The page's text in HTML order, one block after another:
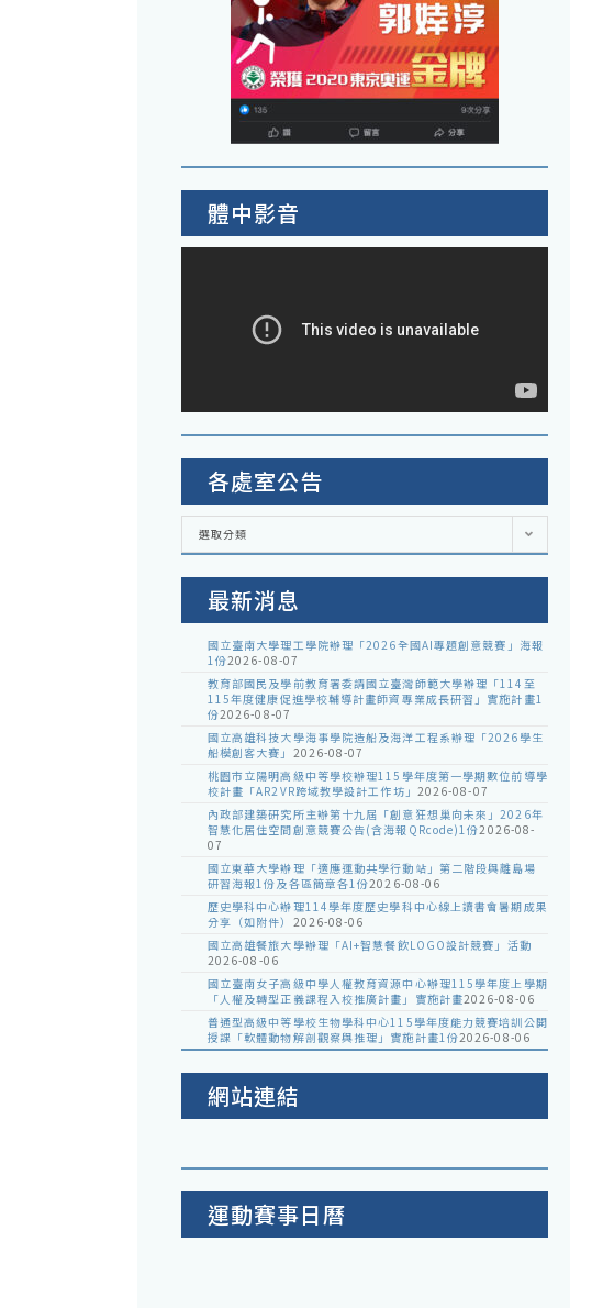
體中影音
各處室公告
各
室
選取分類
最新消息
國立臺南大學理工學院辦理「2026全國AI專題創意競賽」海報
1份2026-08-07
教育部國民及學前教育署委請國立臺灣師範大學辦理「114至
115年度健康促進學校輔導計畫師資專業成長研習」實施計畫1
份2026-08-07
國立高雄科技大學海事學院造船及海洋工程系辦理「2026學生
船模創客大賽」 2026-08-07
桃園市立陽明高級中等學校辦理115學年度第一學期數位前導學
校計畫「AR2VR跨域教學設計工作坊」 2026-08-07
內政部建築研究所主辦第十九屆「創意狂想巢向未來」2026年
智慧化居住空間創意競賽公告(含海報QRcode)1份2026-08-
07
國立東華大學辦理「適應運動共學行動站」第二階段與離島場
研習海報1份及各區簡章各1份2026-08-06
歷史學科中心辦理114學年度歷史學科中心線上讀書會暑期成果
分享（如附件） 2026-08-06
國立高雄餐旅大學辦理「AI+智慧餐飲LOGO設計競賽」活動
2026-08-06
國立臺南女子高級中學人權教育資源中心辦理115學年度上學期
「人權及轉型正義課程入校推廣計畫」實施計畫2026-08-06
普通型高級中等學校生物學科中心115學年度能力競賽培訓公開
授課「軟體動物解剖觀察與推理」實施計畫1份2026-08-06
網站連結
運動賽事日曆